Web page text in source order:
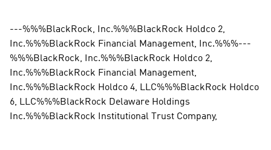
---%%%BlackRock, Inc.%%%BlackRock Holdco 2,
Inc.%%%BlackRock Financial Management, Inc.%%%---
%%%BlackRock, Inc.%%%BlackRock Holdco 2,
Inc.%%%BlackRock Financial Management,
Inc.%%%BlackRock Holdco 4, LLC%%%BlackRock Holdco
6, LLC%%%BlackRock Delaware Holdings
Inc.%%%BlackRock Institutional Trust Company,